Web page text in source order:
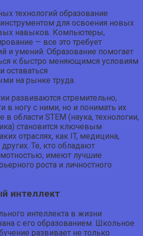
технологий образование
для освоения новых
навыков. Компьютеры,
— все это требует
и умений. Образование помогает
к быстро меняющимся условиям
оставаться
на рынке труда.
развиваются стремительно,
в ногу с ними, но и понимать их
области STEM (наука, технологии,
становится ключевым
отраслях, как IT, медицина,
Те, кто обладают
имеют лучшие
роста и личностного
интеллект
интеллекта в жизни
с его образованием. Школьное
развивает не только